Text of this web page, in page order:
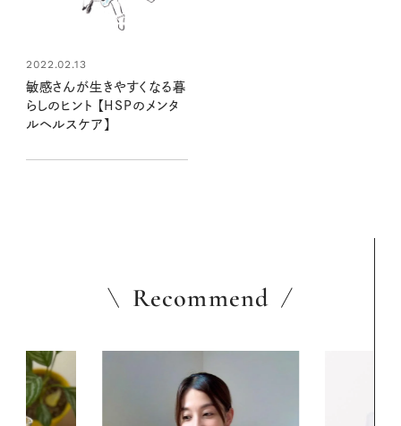
2022.02.13
敏感さんが生きやすくなる暮
らしのヒント 【HSPのメンタ
ルヘルスケア】
Recommend